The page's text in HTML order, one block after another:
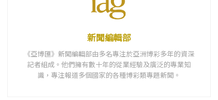
新聞編輯部
《亞博匯》新聞編輯部由多名專注於亞洲博彩多年的資深
記者組成。他們擁有數十年的從業經驗及廣泛的專業知
識，專注報道多個國家的各種博彩類專題新聞。